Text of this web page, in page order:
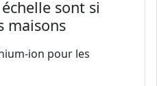
sont si
maisons
ion pour les